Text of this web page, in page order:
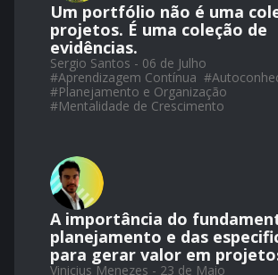
Um portfólio não é uma
projetos. É uma coleção de
evidências.
Sergio Santos - 06 de Julho
#Aprendizagem Contínua #
#Planejamento e Organização
#Mentalidade de Crescimento
A importância do
planejamento e das
para gerar valor em
Vinicius Menezes - 23 de Maio